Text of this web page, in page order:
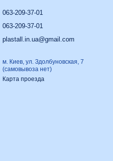
063-209-37-01
063-209-37-01
plastall.in.ua@gmail.com
м. Киев, ул. Здолбуновская, 7
(самовывоза нет)
Карта проезда